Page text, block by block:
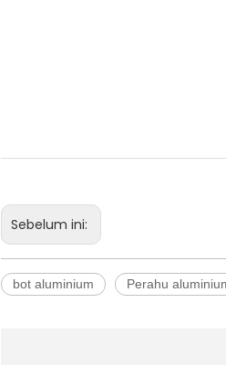
Sebelum ini:
bot aluminium Perahu